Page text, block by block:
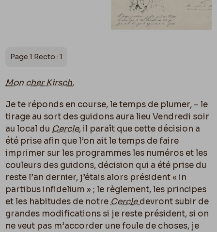
Page 1 Recto : 1
Mon cher Kirsch,
Je te réponds en course, le temps de plumer, – le
tirage au sort des guidons aura lieu Vendredi soir
au local du Cercle, il paraît que cette décision a
été prise afin que l’on ait le temps de faire
imprimer sur les programmes les numéros et les
couleurs des guidons, décision qui a été prise du
reste l’an dernier, j’étais alors président « in
partibus infidelium » ; le règlement, les principes
et les habitudes de notre Cercledevront subir de
grandes modifications si je reste président, si on
ne veut pas m’accorder une foule de choses, je